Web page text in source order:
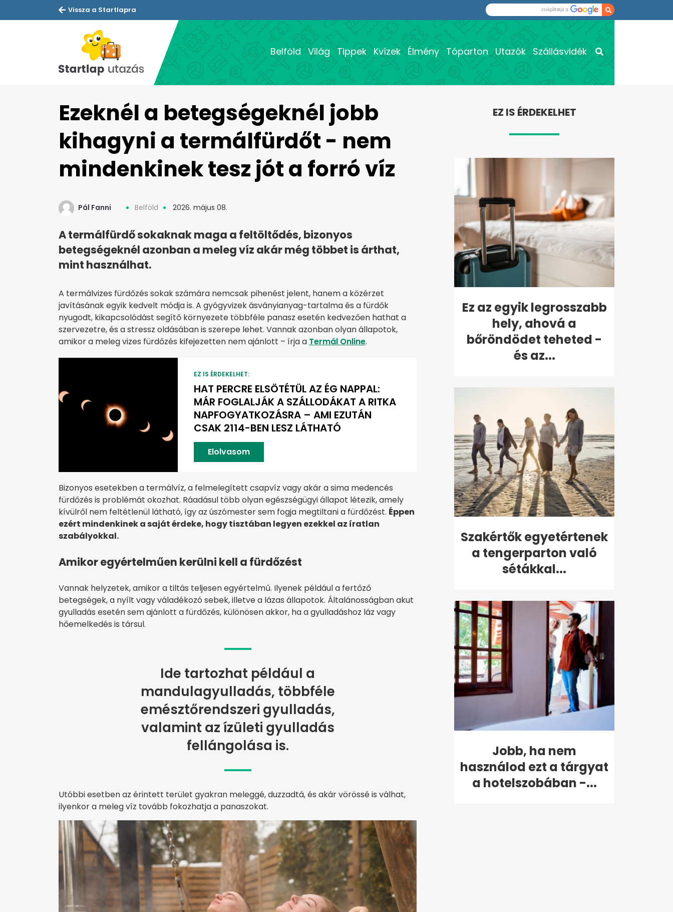
Vissza a Startlapra
Belföld Világ Tippek Kvízek Élmény Tóparton Utazók Szállásvidék
Ezeknél a betegségeknél jobb
kihagyni a termálfürdőt - nem
mindenkinek tesz jót a forró víz
Pál Fanni Belföld 2026. május 08.
A termálfürdő sokaknak maga a feltöltődés, bizonyos
betegségeknél azonban a meleg víz akár még többet is árthat,
mint használhat.
A termálvizes fürdőzés sokak számára nemcsak pihenést jelent, hanem a közérzet
javításának egyik kedvelt módja is. A gyógyvizek ásványianyag-tartalma és a fürdők
nyugodt, kikapcsolódást segítő környezete többféle panasz esetén kedvezően hathat a
szervezetre, és a stressz oldásában is szerepe lehet. Vannak azonban olyan állapotok,
amikor a meleg vizes fürdőzés kifejezetten nem ajánlott – írja a Termál Online.
EZ IS ÉRDEKELHET:
HAT PERCRE ELSÖTÉTÜL AZ ÉG NAPPAL:
MÁR FOGLALJÁK A SZÁLLODÁKAT A RITKA
NAPFOGYATKOZÁSRA – AMI EZUTÁN
CSAK 2114-BEN LESZ LÁTHATÓ
Elolvasom
Bizonyos esetekben a termálvíz, a felmelegített csapvíz vagy akár a sima medencés
fürdőzés is problémát okozhat. Ráadásul több olyan egészségügyi állapot létezik, amely
kívülről nem feltétlenül látható, így az úszómester sem fogja megtiltani a fürdőzést. Éppen
ezért mindenkinek a saját érdeke, hogy tisztában legyen ezekkel az íratlan
szabályokkal.
Amikor egyértelműen kerülni kell a fürdőzést
Vannak helyzetek, amikor a tiltás teljesen egyértelmű. Ilyenek például a fertőző
betegségek, a nyílt vagy váladékozó sebek, illetve a lázas állapotok. Általánosságban akut
gyulladás esetén sem ajánlott a fürdőzés, különösen akkor, ha a gyulladáshoz láz vagy
hőemelkedés is társul.
Ide tartozhat például a
mandulagyulladás, többféle
emésztőrendszeri gyulladás,
valamint az ízületi gyulladás
fellángolása is.
Utóbbi esetben az érintett terület gyakran meleggé, duzzadtá, és akár vörössé is válhat,
ilyenkor a meleg víz tovább fokozhatja a panaszokat.
EZ IS ÉRDEKELHET
Ez az egyik legrosszabb
hely, ahová a
bőröndödet teheted -
és az...
Szakértők egyetértenek
a tengerparton való
sétákkal...
Jobb, ha nem
használod ezt a tárgyat
a hotelszobában -...